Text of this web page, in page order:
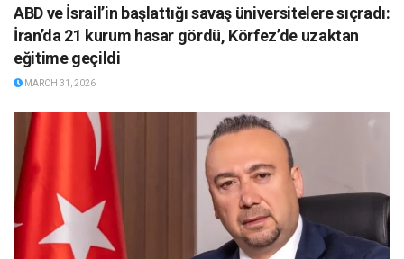
ABD ve İsrail’in başlattığı savaş üniversitelere sıçradı:
İran’da 21 kurum hasar gördü, Körfez’de uzaktan
eğitime geçildi
MARCH 31, 2026